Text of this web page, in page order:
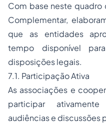
Com base neste quadro
Complementar,
que as entidades
tempo disponível
disposições legais.
7.1. Participação Ativa
As associações e
participar
audiências e discussões